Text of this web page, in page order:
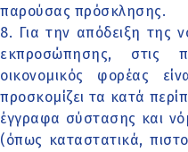
παρούσας πρόσκλησης.
8. Για την απόδειξη της
εκπροσώπησης, στις
οικονομικός φορέας
προσκομίζει τα κατά
έγγραφα σύστασης και
(όπως καταστατικά,